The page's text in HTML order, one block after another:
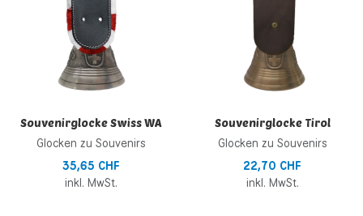
Souvenirglocke Swiss WA
Glocken zu Souvenirs
35,65 CHF
inkl. MwSt.
Souvenirglocke Tirol
Glocken zu Souvenirs
22,70 CHF
inkl. MwSt.